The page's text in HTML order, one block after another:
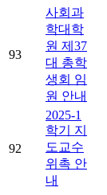
93
사회과
학대학
원 제37
대 총학
생회 임
원 안내
92
2025-1
학기 지
도교수
위촉 안
내